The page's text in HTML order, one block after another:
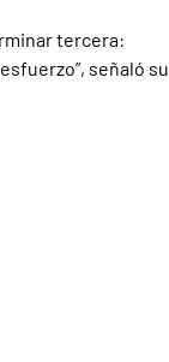
tercera:
señaló su